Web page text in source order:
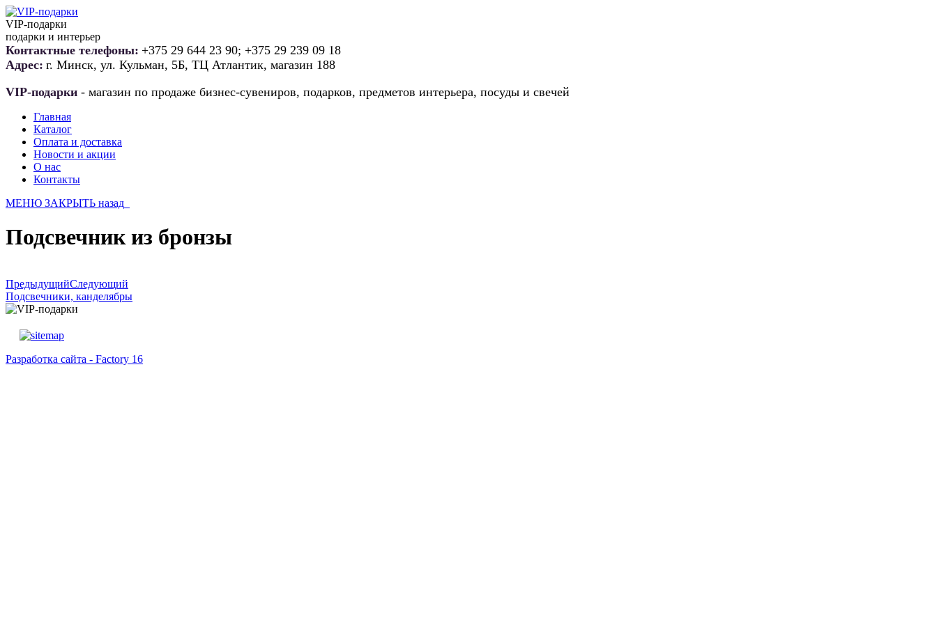
VIP-подарки
подарки и интерьер
Контактные телефоны: +375 29 644 23 90; +375 29 239 09 18
Адрес: г. Минск, ул. Кульман, 5Б, ТЦ Атлантик, магазин 188
VIP-подарки - магазин по продаже бизнес-сувениров, подарков, предметов интерьера, посуды и свечей
Главная
Каталог
Оплата и доставка
Новости и акции
О нас
Контакты
МЕНЮ ЗАКРЫТЬ назад
Подсвечник из бронзы
ПредыдущийСледующий
Подсвечники, канделябры
Разработка сайта - Factory 16